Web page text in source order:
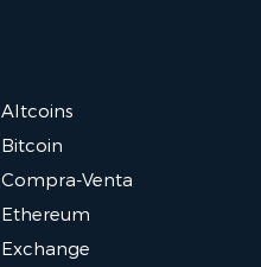
Altcoins
Bitcoin
Compra-Venta
Ethereum
Exchange